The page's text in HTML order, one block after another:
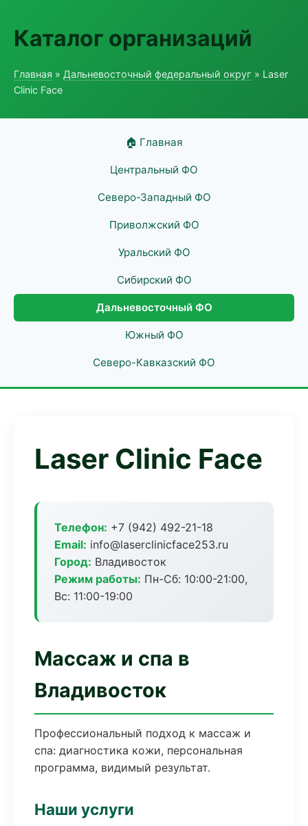
Каталог организаций
Главная » Дальневосточный федеральный округ » Laser
Clinic Face
🏠 Главная
Центральный ФО
Северо-Западный ФО
Приволжский ФО
Уральский ФО
Сибирский ФО
Дальневосточный ФО
Южный ФО
Северо-Кавказский ФО
Laser Clinic Face
Телефон: +7 (942) 492-21-18
Email: info@laserclinicface253.ru
Город: Владивосток
Режим работы: Пн-Сб: 10:00-21:00,
Вс: 11:00-19:00
Массаж и спа в
Владивосток
Профессиональный подход к массаж и
спа: диагностика кожи, персональная
программа, видимый результат.
Наши услуги